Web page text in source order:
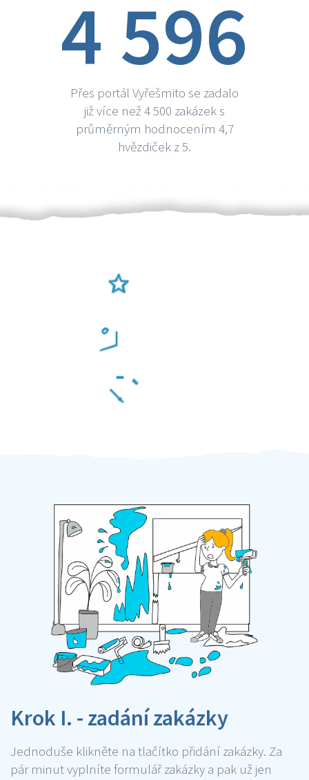
4 596
Přes portál Vyřešmito se zadalo
již více než 4 500 zakázek s
průměrným hodnocením 4,7
hvězdiček z 5.
Krok I. - zadání zakázky
Jednoduše klikněte na tlačítko přidání zakázky. Za
pár minut vyplníte formulář zakázky a pak už jen